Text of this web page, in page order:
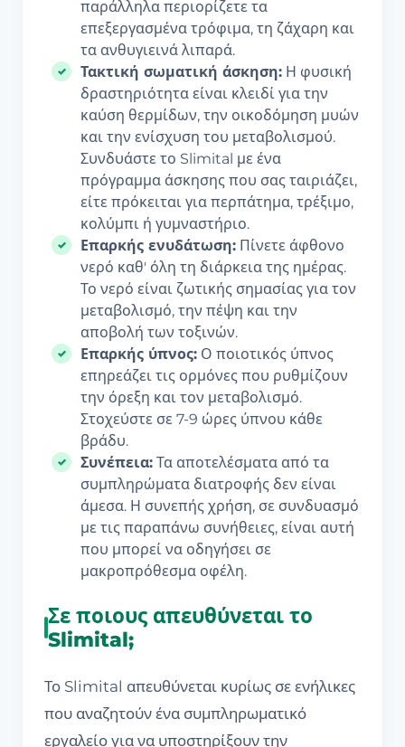
παράλληλα περιορίζετε τα
επεξεργασμένα τρόφιμα, τη ζάχαρη και
τα ανθυγιεινά λιπαρά.
Τακτική σωματική άσκηση: Η φυσική
δραστηριότητα είναι κλειδί για την
καύση θερμίδων, την οικοδόμηση μυών
και την ενίσχυση του μεταβολισμού.
Συνδυάστε το Slimital με ένα
πρόγραμμα άσκησης που σας ταιριάζει,
είτε πρόκειται για περπάτημα, τρέξιμο,
κολύμπι ή γυμναστήριο.
Επαρκής ενυδάτωση: Πίνετε άφθονο
νερό καθ' όλη τη διάρκεια της ημέρας.
Το νερό είναι ζωτικής σημασίας για τον
μεταβολισμό, την πέψη και την
αποβολή των τοξινών.
Επαρκής ύπνος: Ο ποιοτικός ύπνος
επηρεάζει τις ορμόνες που ρυθμίζουν
την όρεξη και τον μεταβολισμό.
Στοχεύστε σε 7-9 ώρες ύπνου κάθε
βράδυ.
Συνέπεια: Τα αποτελέσματα από τα
συμπληρώματα διατροφής δεν είναι
άμεσα. Η συνεπής χρήση, σε συνδυασμό
με τις παραπάνω συνήθειες, είναι αυτή
που μπορεί να οδηγήσει σε
μακροπρόθεσμα οφέλη.
Σε ποιους απευθύνεται το
Slimital;
Το Slimital απευθύνεται κυρίως σε ενήλικες
που αναζητούν ένα συμπληρωματικό
εργαλείο για να υποστηρίξουν την